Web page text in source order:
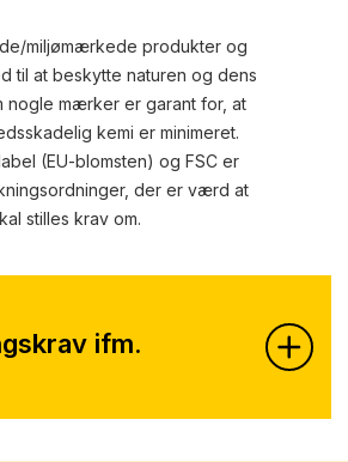
miljømærkede produkter og
til at beskytte naturen og dens
nogle mærker er garant for, at
kemi er minimeret.
(EU-blomsten) og FSC er
der er værd at
stilles krav om.
ifm.